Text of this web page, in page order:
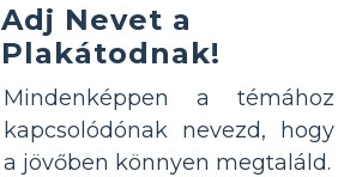
Adj Nevet a
Plakátodnak!
Mindenképpen a témához
kapcsolódónak nevezd, hogy
a jövőben könnyen megtaláld.